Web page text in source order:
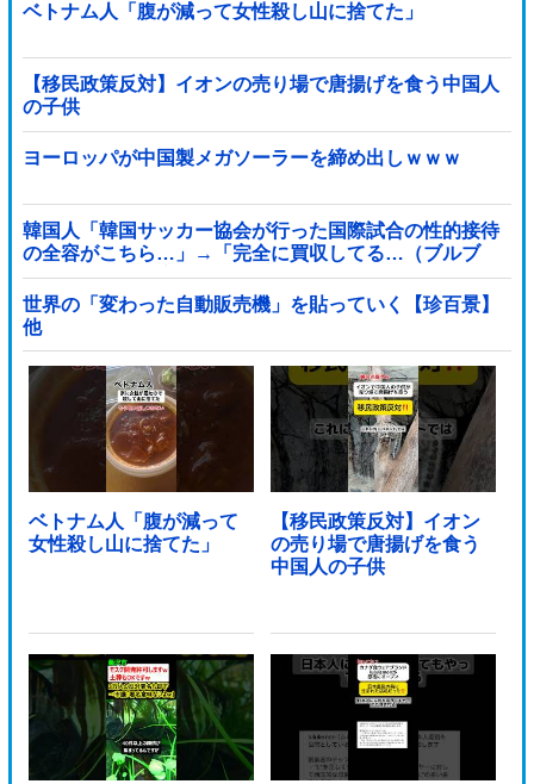
ベトナム人「腹が減って女性殺し山に捨てた」
【移民政策反対】イオンの売り場で唐揚げを食う中国人
の子供
ヨーロッパが中国製メガソーラーを締め出しｗｗｗ
韓国人「韓国サッカー協会が行った国際試合の性的接待
の全容がこちら…」→「完全に買収してる…（ブルブ
ル」＝韓国の反応
世界の「変わった自動販売機」を貼っていく【珍百景】
他
ベトナム人「腹が減って
女性殺し山に捨てた」
【移民政策反対】イオン
の売り場で唐揚げを食う
中国人の子供